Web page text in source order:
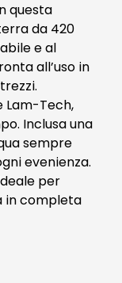
questa
da 420
e al
all’uso in
Lam-Tech,
Inclusa una
sempre
evenienza.
per
in completa